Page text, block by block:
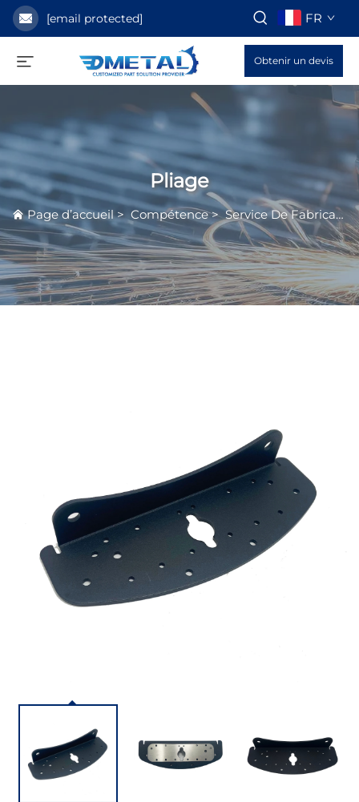
[email protected] FR
Obtenir un devis
Pliage
Page d’accueil> Compétence>Service De Fabrication De Métaux Plats